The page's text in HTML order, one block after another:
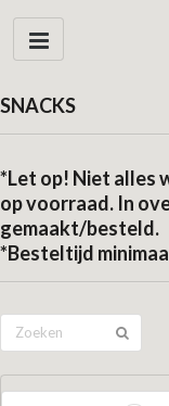
SNACKS
*Let op! Niet alles
op voorraad. In
gemaakt/besteld.
*Besteltijd